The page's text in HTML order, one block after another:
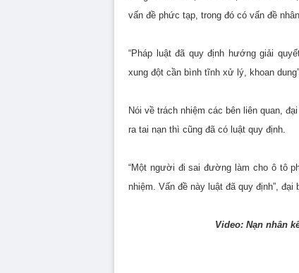
vấn đề phức tạp, trong đó có vấn đề
“Pháp luật đã quy định hướng giải
xung đột cần bình tĩnh xử lý, khoan
Nói về trách nhiệm các bên liên quan,
ra tai nạn thì cũng đã có luật quy định.
“Một người đi sai đường làm cho ô tô
nhiệm. Vấn đề này luật đã quy định”, đại
Video: Nạn nhân